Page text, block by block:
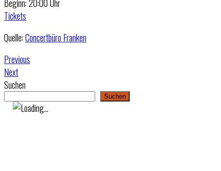
Beginn: 20:00 Uhr
Tickets
Quelle:Concertbüro Franken
Previous
Next
Suchen
Suchen